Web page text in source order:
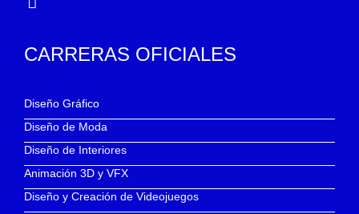
CARRERAS OFICIALES
Diseño Gráfico
Diseño de Moda
Diseño de Interiores
Animación 3D y VFX
Diseño y Creación de Videojuegos